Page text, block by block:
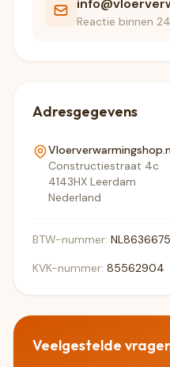
Reactie binnen
Adresgegevens
Constructiestraat 4c
4143HX Leerdam
Nederland
BTW-nummer:
KVK-nummer: 85562904
Veelgestelde